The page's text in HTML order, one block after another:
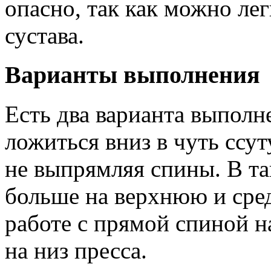
опасно, так как можно
сустава.
Варианты выполнения
Есть два варианта
ложиться вниз в чуть
не выпрямляя спины. В
больше на верхнюю и
работе с прямой спиной
на низ пресса.